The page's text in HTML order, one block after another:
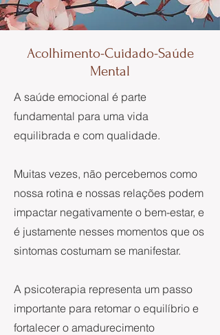
Acolhimento-Cuidado-Saúde
Mental
A saúde emocional é parte
fundamental para uma vida
equilibrada e com qualidade.
Muitas vezes, não percebemos como
nossa rotina e nossas relações podem
impactar negativamente o bem-estar, e
é justamente nesses momentos que os
sintomas costumam se manifestar.
A psicoterapia representa um passo
importante para retomar o equilíbrio e
fortalecer o amadurecimento